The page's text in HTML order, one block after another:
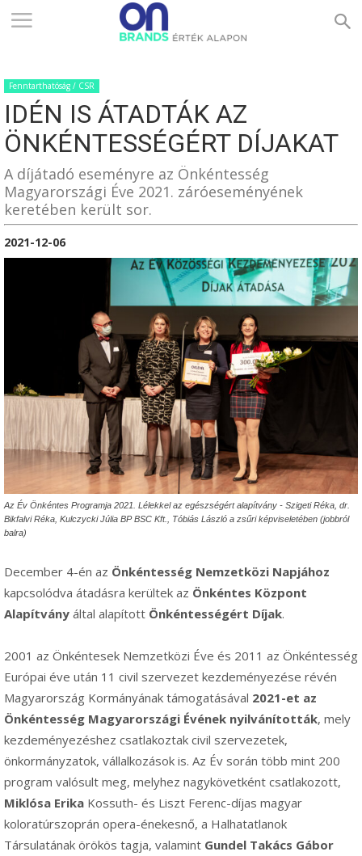
ONBRANDS
–
ALAPON
Fenntarthatóság / CSR
IDÉN IS ÁTADTÁK AZ
ÖNKÉNTESSÉGÉRT DÍJAKAT
A díjátadó eseményre az Önkéntesség
Magyarországi Éve 2021. záróeseményének
keretében került sor.
2021-12-06
Az Év Önkéntes Programja 2021. Lélekkel az egészségért alapítvány - Szigeti Réka, dr.
Bikfalvi Réka, Kulczycki Júlia BP BSC Kft., Tóbiás László a zsűri képviseletében (jobbról
balra)
December 4-én az Önkéntesség Nemzetközi Napjához
kapcsolódva átadásra kerültek az Önkéntes Központ
Alapítvány által alapított Önkéntességért Díjak.
2001 az Önkéntesek Nemzetközi Éve és 2011 az Önkéntesség
Európai éve után 11 civil szervezet kezdeményezése révén
Magyarország Kormányának támogatásával 2021-et az
Önkéntesség Magyarországi Évének nyilvánították, mely
kezdeményezéshez csatlakoztak civil szervezetek,
önkormányzatok, vállalkozások is. Az Év során több mint 200
program valósult meg, melyhez nagykövetként csatlakozott,
Miklósa Erika Kossuth- és Liszt Ferenc-díjas magyar
koloratúrszoprán opera-énekesnő, a Halhatatlanok
Társulatának örökös tagja, valamint Gundel Takács Gábor